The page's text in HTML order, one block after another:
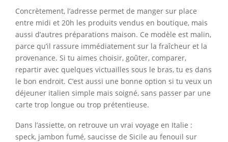
Concrètement, l’adresse permet de manger sur place
entre midi et 20h les produits vendus en boutique, mais
aussi d’autres préparations maison. Ce modèle est malin,
parce qu’il rassure immédiatement sur la fraîcheur et la
provenance. Si tu aimes choisir, goûter, comparer,
repartir avec quelques victuailles sous le bras, tu es dans
le bon endroit. C’est aussi une bonne option si tu veux un
déjeuner italien simple mais soigné, sans passer par une
carte trop longue ou trop prétentieuse.
Dans l’assiette, on retrouve un vrai voyage en Italie :
speck, jambon fumé, saucisse de Sicile au fenouil sur